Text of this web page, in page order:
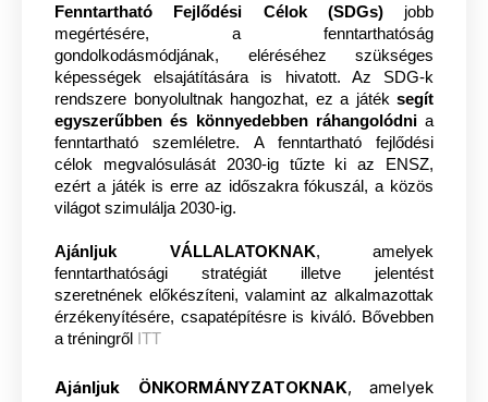
Fenntartható Fejlődési Célok (SDGs)jobb
megértésére, a fenntarthatóság
gondolkodásmódjának, eléréséhez szükséges
képességek elsajátítására is hivatott. Az SDG-k
rendszere bonyolultnak hangozhat, ez a játék segít
egyszerűbben és könnyedebben ráhangolódnia
fenntartható szemléletre. A fenntartható fejlődési
célok megvalósulását 2030-ig tűzte ki az ENSZ,
ezért a játék is erre az időszakra fókuszál, a közös
világot szimulálja 2030-ig.
Ajánljuk VÁLLALATOKNAK, amelyek
fenntarthatósági stratégiát illetve jelentést
szeretnének előkészíteni, valamint az alkalmazottak
érzékenyítésére, csapatépítésre is kiváló. Bővebben
a tréningről ITT
Ajánljuk ÖNKORMÁNYZATOKNAK, amelyek